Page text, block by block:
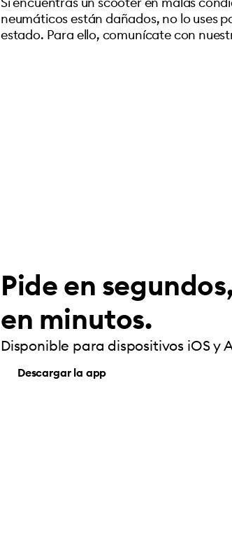
neumáticos están dañados, no lo uses
estado. Para ello, comunícate con
Pide en
en minutos.
Disponible para dispositivos iOS y
Descargar la app